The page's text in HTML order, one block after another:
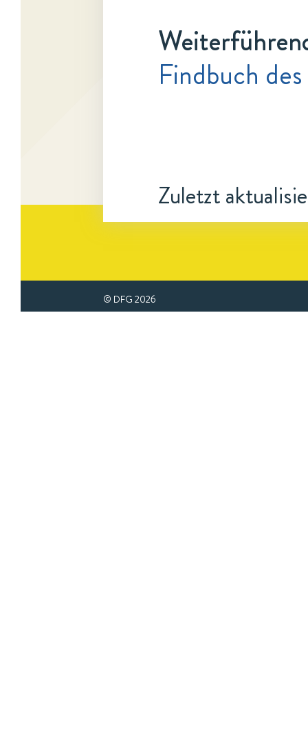
Findbuch
Zuletzt
© DFG 2026